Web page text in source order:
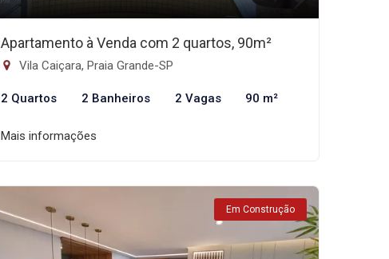
Apartamento à Venda com 2 quartos, 90m²
Vila Caiçara, Praia Grande-SP
2 Quartos 2 Banheiros 2 Vagas 90 m²
Mais informações
Em Construção